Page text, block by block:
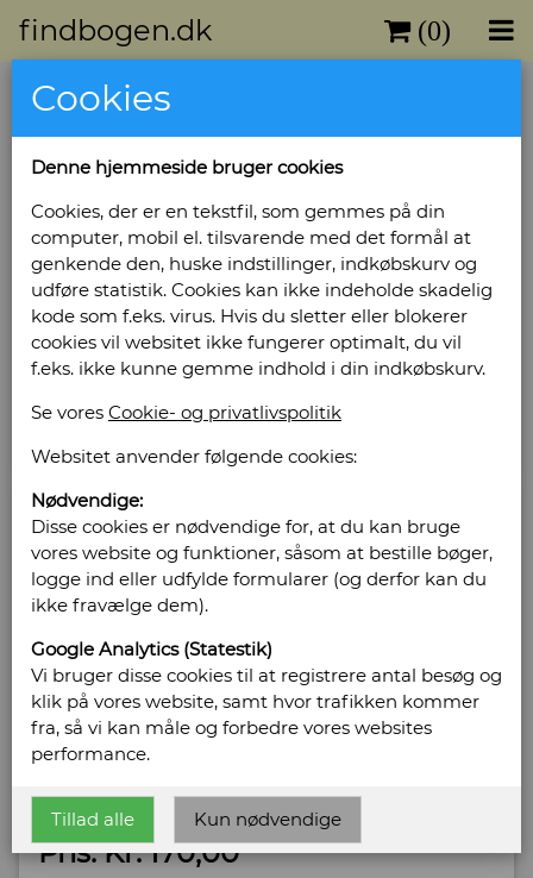
findbogen.dk (0)
Vis/skjul udvidet muligheder
Fritekst søgning
Søg Nulstil
Filtre: Ribe Antikvariat
Viser 51-100 af 11090 titler
Næste
Første Forrige Sidste
Eurodélices: Europas mesterkokke
byder til bords. Desserter.
Forlag: Könemann - Udgivet år: 1999 - Antal bind: 1 -
Antal sider: 331 - Indbinding: Helshirting med
smudsomslag - Tilstand: Eksemplar med enkelte
brugsspor på smo. -
Bog ID: 1612
Rigt illustreret i farver. Srort format.
Sælges af:Ribe Antikvariat
Pris: Kr. 170,00
Cookies
Denne hjemmeside bruger cookies
Cookies, der er en tekstfil, som gemmes på din
computer, mobil el. tilsvarende med det formål at
genkende den, huske indstillinger, indkøbskurv og
udføre statistik. Cookies kan ikke indeholde skadelig
kode som f.eks. virus. Hvis du sletter eller blokerer
cookies vil websitet ikke fungerer optimalt, du vil
f.eks. ikke kunne gemme indhold i din indkøbskurv.
Se vores Cookie- og privatlivspolitik
Websitet anvender følgende cookies:
Nødvendige:
Disse cookies er nødvendige for, at du kan bruge
vores website og funktioner, såsom at bestille bøger,
logge ind eller udfylde formularer (og derfor kan du
ikke fravælge dem).
Google Analytics (Statestik)
Vi bruger disse cookies til at registrere antal besøg og
klik på vores website, samt hvor trafikken kommer
fra, så vi kan måle og forbedre vores websites
performance.
Tillad alle Kun nødvendige